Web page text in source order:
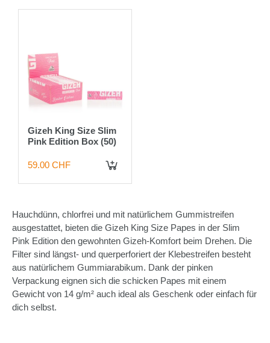
Gizeh King Size Slim
Pink Edition Box (50)
59.00 CHF
Hauchdünn, chlorfrei und mit natürlichem Gummistreifen
ausgestattet, bieten die Gizeh King Size Papes in der Slim
Pink Edition den gewohnten Gizeh-Komfort beim Drehen. Die
Filter sind längst- und querperforiert der Klebestreifen besteht
aus natürlichem Gummiarabikum. Dank der pinken
Verpackung eignen sich die schicken Papes mit einem
Gewicht von 14 g/m² auch ideal als Geschenk oder einfach für
dich selbst.